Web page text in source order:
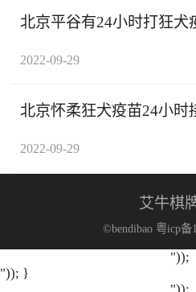
北京平谷有24小时打狂犬
2022-09-29
北京怀柔狂犬疫苗24小时
2022-09-29
艾牛棋
©bendibao 粤icp备
"));
")); }